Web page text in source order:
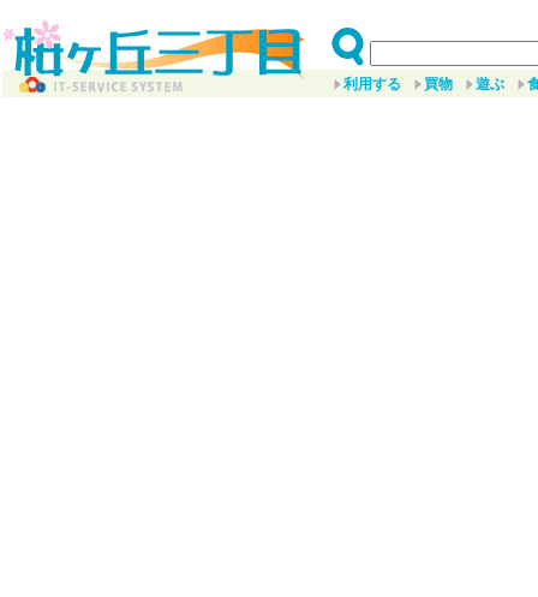
利用する 買物 遊ぶ